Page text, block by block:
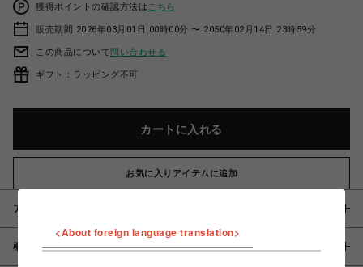
獲得ポイントの確認方法は こちら
販売期間 2026年03月01日 00時00分 〜 2050年02月14日 23時59分
この商品について問い合わせる
ギフト：ラッピング不可
カートに入れる
お気に入りアイテムに追加
アイテム説明 / 素材
概要
<About foreign language translation>